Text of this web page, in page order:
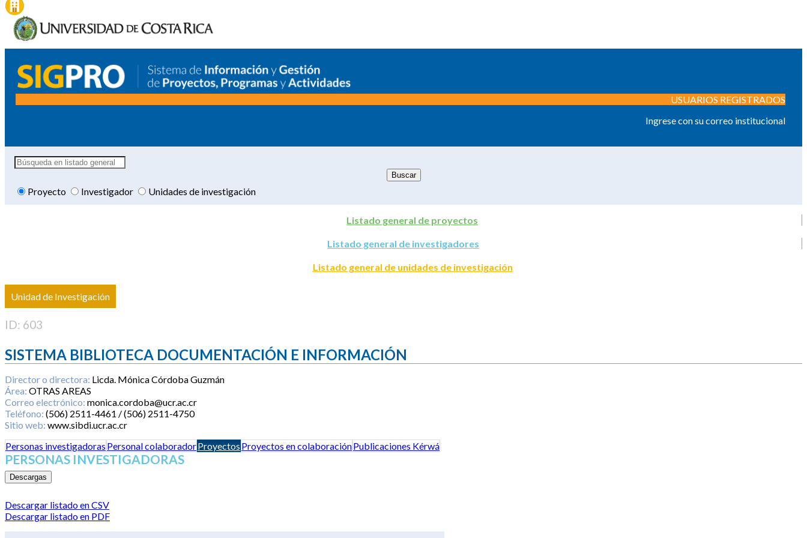
USUARIOS REGISTRADOS
Ingrese con su correo institucional
Proyecto Investigador Unidades de investigación
Listado general de proyectos
Listado general de investigadores
Listado general de unidades de investigación
Unidad de Investigación
ID: 603
SISTEMA BIBLIOTECA DOCUMENTACIÓN E INFORMACIÓN
Director o directora: Licda. Mónica Córdoba Guzmán
Área: OTRAS AREAS
Correo electrónico: monica.cordoba@ucr.ac.cr
Teléfono: (506) 2511-4461 / (506) 2511-4750
Sitio web: www.sibdi.ucr.ac.cr
Personas investigadoras Personal colaboradorProyectos Proyectos en colaboraciónPublicaciones Kérwá
PERSONAS INVESTIGADORAS
Descargas
Descargar listado en CSV
Descargar listado en PDF